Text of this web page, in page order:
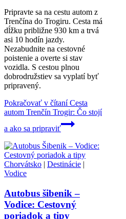
Pripravte sa na cestu autom z
Trenčína do Trogiru. Cesta má
dĺžku približne 930 km a trvá
asi 10 hodín jazdy.
Nezabudnite na cestovné
poistenie a overte si stav
vozidla. S cestou plnou
dobrodružstiev sa vyplatí byť
pripravený.
Pokračovať v čítaníCesta
autom Trenčín Trogir: Čo stojí
a ako sa pripraviť
Chorvátsko | Destinácie |
Vodice
Autobus šibenik –
Vodice: Cestovný
poriadok a tipy